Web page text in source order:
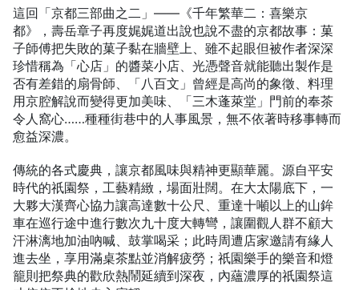
這回「京都三部曲之二」——《千年繁華二：喜樂京
都》，壽岳章子再度娓娓道出說也說不盡的京都故事：菓
子師傅把失敗的菓子黏在牆壁上、雖不起眼但被作者深深
珍惜稱為「心店」的醬菜小店、光憑聲音就能聽出製作是
否有差錯的扇骨師、「八百文」曾經是高尚的象徵、料理
用京腔解說而變得更加美味、「三木蓬萊堂」門前的奉茶
令人窩心……種種街巷中的人事風景，無不依著時移事轉而
愈益深濃。
傳統的各式慶典，讓京都風味與精神更顯華麗。源自平安
時代的祇園祭，工藝精緻，場面壯闊。在大太陽底下，一
大夥大漢齊心協力讓高達數十公尺、重達十噸以上的山鉾
車在巡行途中進行數次九十度大轉彎，讓圍觀人群不顧大
汗淋漓地加油吶喊、鼓掌喝采；此時周遭店家邀請有緣人
進去坐，享用滿桌茶點並消解疲勞；祇園樂手的樂音和燈
籠則把祭典的歡欣熱鬧延續到深夜，內蘊濃厚的祇園祭這